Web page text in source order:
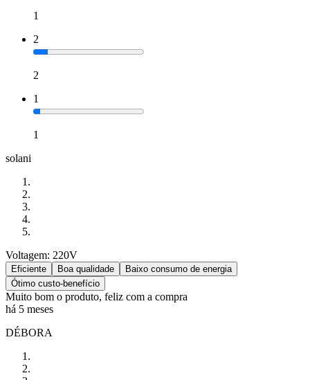
1
2
2
1
1
solani
Voltagem: 220V
Eficiente Boa qualidade
Baixo consumo de energia
Ótimo custo-benefício
Muito bom o produto, feliz com a compra
há 5 meses
DÉBORA